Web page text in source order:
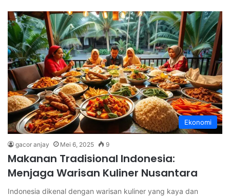
Ekonomi
gacor anjay Mei 6, 2025 9
Makanan Tradisional Indonesia:
Menjaga Warisan Kuliner Nusantara
Indonesia dikenal dengan warisan kuliner yang kaya dan